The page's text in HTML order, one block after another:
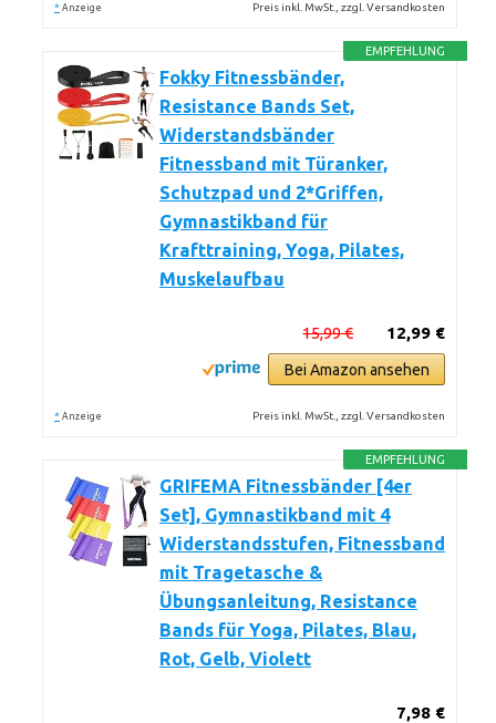
* Anzeige Preis inkl. MwSt., zzgl. Versandkosten
EMPFEHLUNG
Fokky Fitnessbänder,
Resistance Bands Set,
Widerstandsbänder
Fitnessband mit Türanker,
Schutzpad und 2*Griffen,
Gymnastikband für
Krafttraining, Yoga, Pilates,
Muskelaufbau
12,99 €
15,99 €
Bei Amazon ansehen
* Anzeige Preis inkl. MwSt., zzgl. Versandkosten
EMPFEHLUNG
GRIFEMA Fitnessbänder [4er
Set], Gymnastikband mit 4
Widerstandsstufen, Fitnessband
mit Tragetasche &
Übungsanleitung, Resistance
Bands für Yoga, Pilates, Blau,
Rot, Gelb, Violett
7,98 €